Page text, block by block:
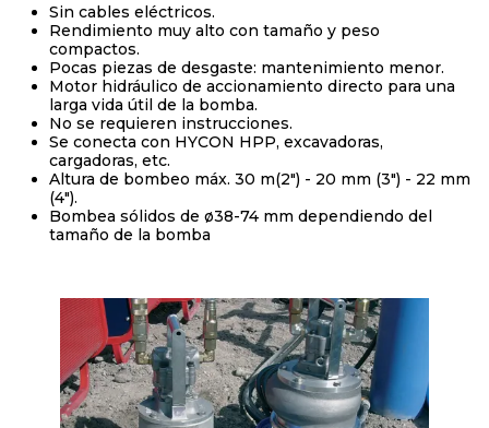
Sin cables eléctricos.
Rendimiento muy alto con tamaño y peso
compactos.
Pocas piezas de desgaste: mantenimiento menor.
Motor hidráulico de accionamiento directo para una
larga vida útil de la bomba.
No se requieren instrucciones.
Se conecta con HYCON HPP, excavadoras,
cargadoras, etc.
Altura de bombeo máx. 30 m(2") - 20 mm (3") - 22 mm
(4").
Bombea sólidos de ø38-74 mm dependiendo del
tamaño de la bomba